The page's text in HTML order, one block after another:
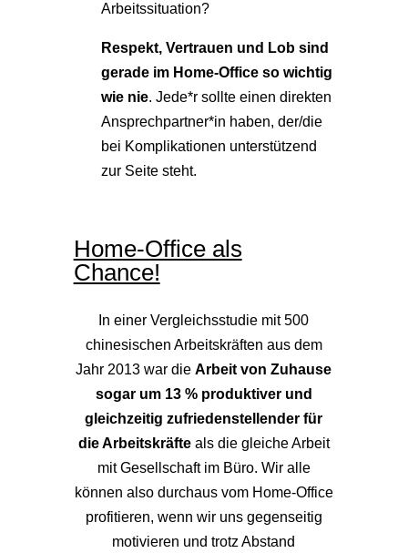
Arbeitssituation?
Respekt, Vertrauen und Lob sind
gerade im Home-Office so wichtig
wie nie. Jede*r sollte einen direkten
Ansprechpartner*in haben, der/die
bei Komplikationen unterstützend
zur Seite steht.
Home-Office als
Chance!
In einer Vergleichsstudie mit 500
chinesischen Arbeitskräften aus dem
Jahr 2013 war dieArbeit von Zuhause
sogar um 13 % produktiver und
gleichzeitig zufriedenstellender für
die Arbeitskräfte als die gleiche Arbeit
mit Gesellschaft im Büro. Wir alle
können also durchaus vom Home-Office
profitieren, wenn wir uns gegenseitig
motivieren und trotz Abstand